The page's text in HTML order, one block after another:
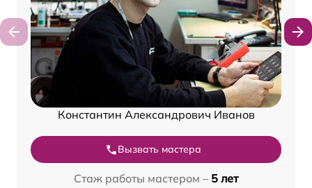
Константин Александрович Иванов
Вызвать мастера
Стаж работы мастером – 5 лет